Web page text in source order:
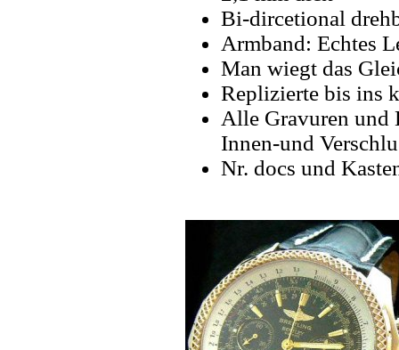
Bi-dircetional
Armband: Echtes
Man wiegt das
Replizierte bis ins
Alle Gravuren und
Innen-und
Nr. docs und